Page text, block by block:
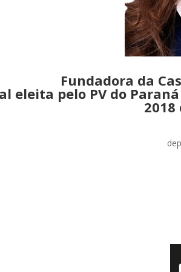
Fundadora da
eleita pelo PV do
2018